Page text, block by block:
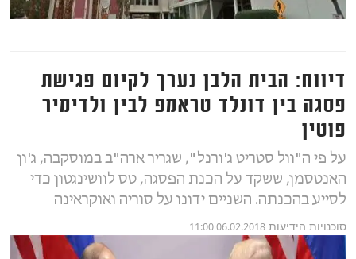
דיווח: הבית הלבן נערך לקיום פגישת
פסגה בין דונלד טראמפ לבין ולדימיר
פוטין
על פי ה"וול סטריט ג'ורנל", שגריר ארה"ב במוסקבה, ג'ון
האנטסמן, ששקד על הכנת הפסגה, טס לוושינגטון כדי
לסייע בהכנתה. השניים ידונו על סוריה ואוקראינה
סוכנויות הידיעות 06.02.2018 11:00